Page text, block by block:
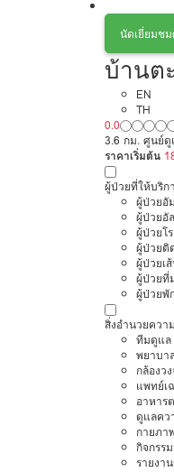
นัดเยี่ยมช
บ้านต
EN
TH
0.0
3.6 กม. ศูนย์ดู
ราคาเริ่มต้น
ผู้ป่วยที่ให้บริก
ผู้ป่วยอั
ผู้ป่วยอั
ผู้ป่วยโ
ผู้ป่วยติ
ผู้ป่วยเ
ผู้ป่วยที่
ผู้ป่วยพั
สิ่งอำนวยควา
ทีมดูแล
พยาบา
กล้องว
แพทย์เ
อาหาร
ดูแลคว
กายภา
กิจกรร
รายงา